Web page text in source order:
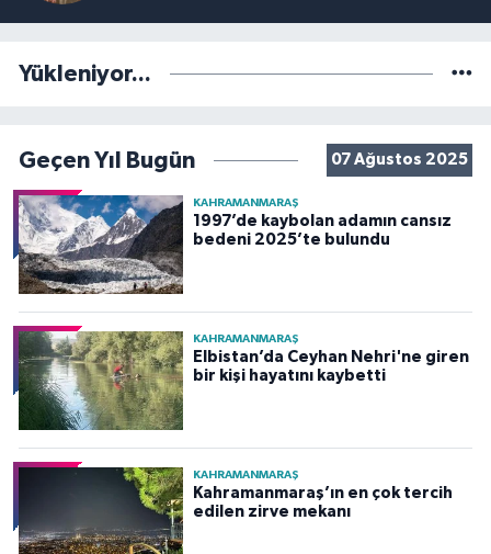
Yükleniyor...
Geçen Yıl Bugün 07 Ağustos 2025
KAHRAMANMARAŞ
1997’de kaybolan adamın cansız
bedeni 2025’te bulundu
KAHRAMANMARAŞ
Elbistan’da Ceyhan Nehri'ne giren
bir kişi hayatını kaybetti
KAHRAMANMARAŞ
Kahramanmaraş’ın en çok tercih
edilen zirve mekanı